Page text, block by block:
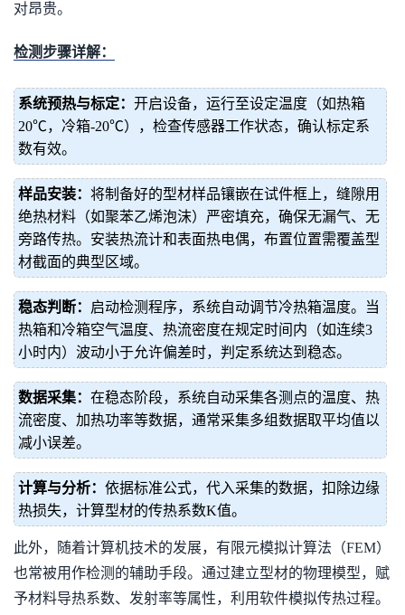
对昂贵。
检测步骤详解：
系统预热与标定： 开启设备，运行至设定温度（如热箱
20℃，冷箱-20℃），检查传感器工作状态，确认标定系
数有效。
样品安装： 将制备好的型材样品镶嵌在试件框上，缝隙用
绝热材料（如聚苯乙烯泡沫）严密填充，确保无漏气、无
旁路传热。安装热流计和表面热电偶，布置位置需覆盖型
材截面的典型区域。
稳态判断： 启动检测程序，系统自动调节冷热箱温度。当
热箱和冷箱空气温度、热流密度在规定时间内（如连续3
小时内）波动小于允许偏差时，判定系统达到稳态。
数据采集： 在稳态阶段，系统自动采集各测点的温度、热
流密度、加热功率等数据，通常采集多组数据取平均值以
减小误差。
计算与分析： 依据标准公式，代入采集的数据，扣除边缘
热损失，计算型材的传热系数K值。
此外，随着计算机技术的发展，有限元模拟计算法（FEM）
也常被用作检测的辅助手段。通过建立型材的物理模型，赋
予材料导热系数、发射率等属性，利用软件模拟传热过程。